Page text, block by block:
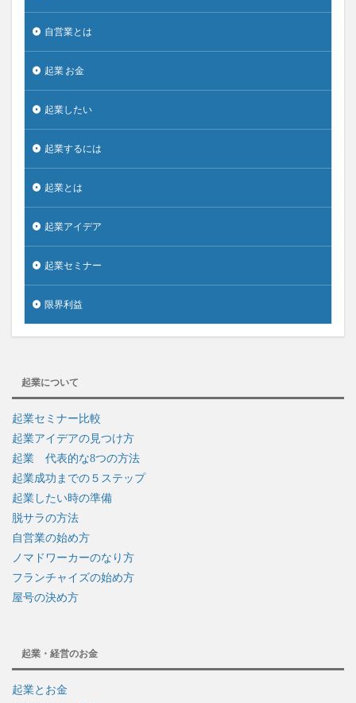
自営業とは
起業 お金
起業したい
起業するには
起業とは
起業アイデア
起業セミナー
限界利益
起業について
起業セミナー比較
起業アイデアの見つけ方
起業 代表的な8つの方法
起業成功までの５ステップ
起業したい時の準備
脱サラの方法
自営業の始め方
ノマドワーカーのなり方
フランチャイズの始め方
屋号の決め方
起業・経営のお金
起業とお金